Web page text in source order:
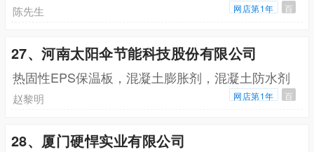
陈先生 网店第1年 百
27、河南太阳伞节能科技股份有限公司
热固性EPS保温板，混凝土膨胀剂，混凝土防水剂
赵黎明 网店第1年 百
28、厦门硬悍实业有限公司